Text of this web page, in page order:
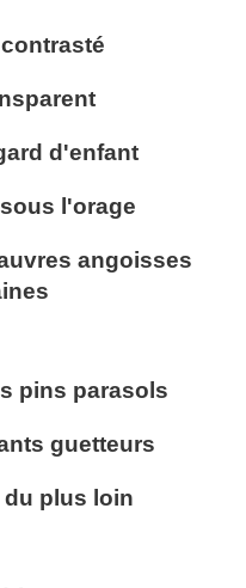
d'enfant
l'orage
angoisses
pins parasols
guetteurs
plus loin